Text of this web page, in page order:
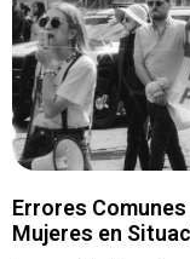
Errores
Mujeres en